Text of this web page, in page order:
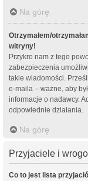
Na górę
Otrzymałem/
witryny!
Przykro nam z tego
zabezpieczenia
takie wiadomości.
e-maila – ważne, aby
informacje o nadawcy.
odpowiednie działania.
Na górę
Przyjaciele i
Co to jest lista